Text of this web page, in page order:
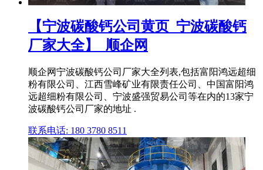
【宁波碳酸钙公司黄页_宁波碳酸钙
厂家大全】_顺企网
顺企网宁波碳酸钙公司厂家大全列表,包括富阳鸿远超细
粉有限公司、江西雪峰矿业有限责任公司、中国富阳鸿
远超细粉有限公司、宁波盛强贸易公司等在内的13家宁
波碳酸钙公司厂家的地址 .
联系电话: 180 3780 8511